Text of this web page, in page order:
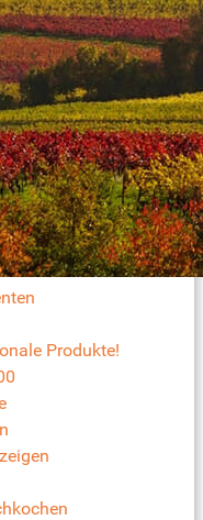
Produkte!